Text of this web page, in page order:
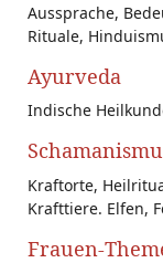
Aussprache,
Rituale,
Ayurveda
Indische
Kraftorte,
Krafttiere. Elfen,
Frauen-